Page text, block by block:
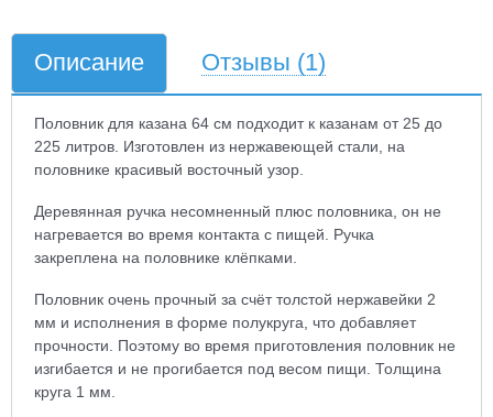
Описание Отзывы (1)
Половник для казана 64 см подходит к казанам от 25 до
225 литров. Изготовлен из нержавеющей стали, на
половнике красивый восточный узор.
Деревянная ручка несомненный плюс половника, он не
нагревается во время контакта с пищей. Ручка
закреплена на половнике клёпками.
Половник очень прочный за счёт толстой нержавейки 2
мм и исполнения в форме полукруга, что добавляет
прочности. Поэтому во время приготовления половник не
изгибается и не прогибается под весом пищи. Толщина
круга 1 мм.